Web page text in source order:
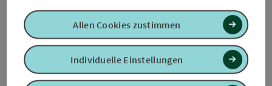
Eignung
Barrierefreiheit
Individuelle Einstellungen
Allen Cookies zustimmen